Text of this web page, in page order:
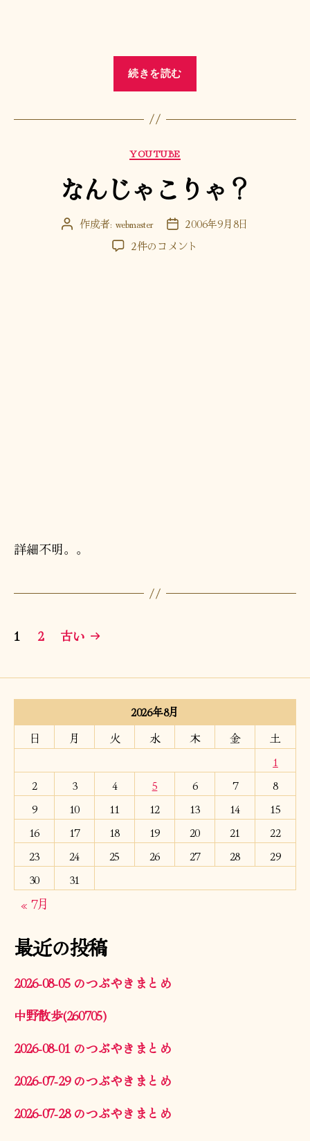
続きを読む
カ
テ
ゴ
リ
YOUTUBE
なんじゃこりゃ？
投 作成者: webmaster
投
稿
2006年9月8日
な
2件のコメント
詳細不明。。
投
の
ー
ジ
送
り
1 2 古い →
2026年8月
日
月 火 水 木 金
土
1
2
3 4 5 6 7
8
9
10 11 12 13 14
15
16
17 18 19 20 21
22
23
24 25 26 27 28
29
30
31
« 7月
最近の投稿
2026-08-05 のつぶやきまとめ
中野散歩(260705)
2026-08-01 のつぶやきまとめ
2026-07-29 のつぶやきまとめ
2026-07-28 のつぶやきまとめ